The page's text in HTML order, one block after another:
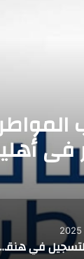
شروط التسجيل في هنقرستيشن للمقيمين 2026